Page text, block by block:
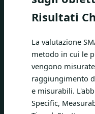
Risultati
La valutazione
metodo in cui le
vengono
raggiungimento
e misurabili.
Specific,